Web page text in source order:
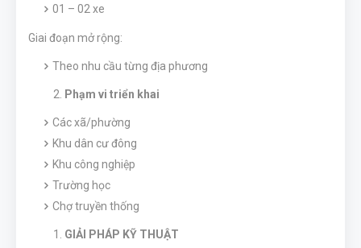
01 – 02 xe
Giai đoạn mở rộng:
Theo nhu cầu từng địa phương
Phạm vi triển khai
Các xã/phường
Khu dân cư đông
Khu công nghiệp
Trường học
Chợ truyền thống
GIẢI PHÁP KỸ THUẬT